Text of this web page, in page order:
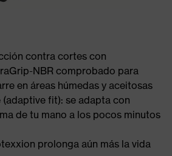
contra cortes con
NBR comprobado para
en áreas húmedas y aceitosas
fit): se adapta con
de tu mano a los pocos minutos
prolonga aún más la vida